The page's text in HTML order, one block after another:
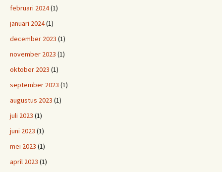
februari 2024(1)
januari 2024(1)
december 2023 (1)
november 2023 (1)
oktober 2023 (1)
september 2023 (1)
augustus 2023 (1)
juli 2023 (1)
juni 2023 (1)
mei 2023 (1)
april 2023 (1)